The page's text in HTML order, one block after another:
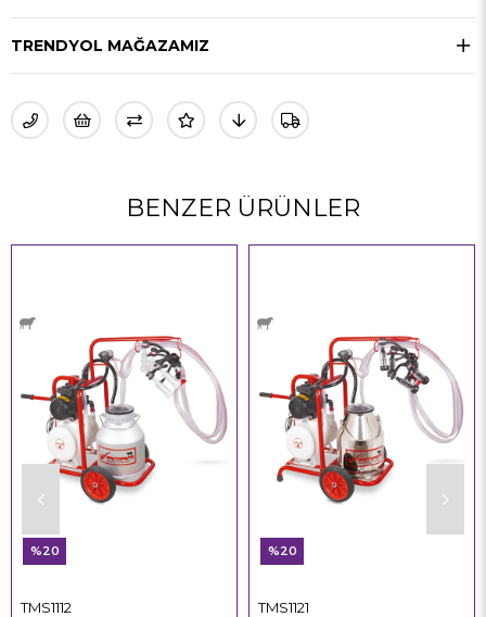
TRENDYOL MAĞAZAMIZ
BENZER ÜRÜNLER
TMS1112
%20
TMS1121
%20